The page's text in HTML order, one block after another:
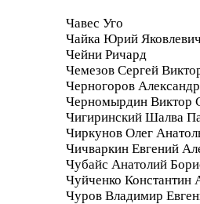
Чавес Уго
Чайка Юрий
Чейни Ричард
Чемезов Сергей
Черногоров
Черномырдин Виктор
Чигиринский Шалва
Чиркунов Олег
Чичваркин Евгений
Чубайс Анатолий
Чуйченко Константин
Чуров Владимир